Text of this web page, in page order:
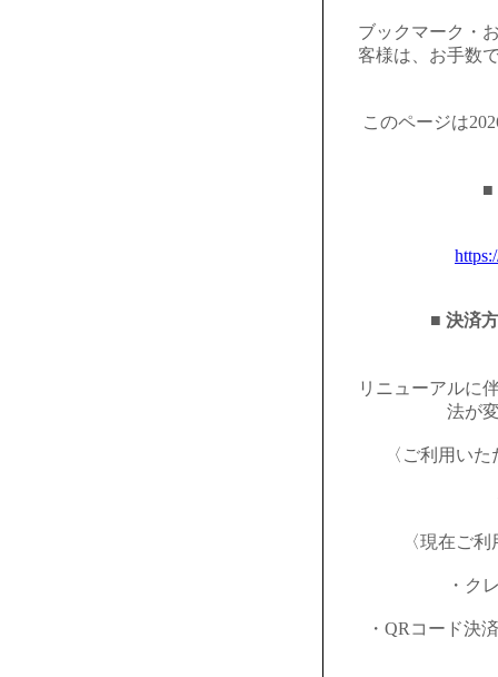
ブックマーク・
客様は、お手数
このページは
■
■ 決済
リニューアルに
法が
〈ご利用い
〈現在ご
・ク
・QRコード決